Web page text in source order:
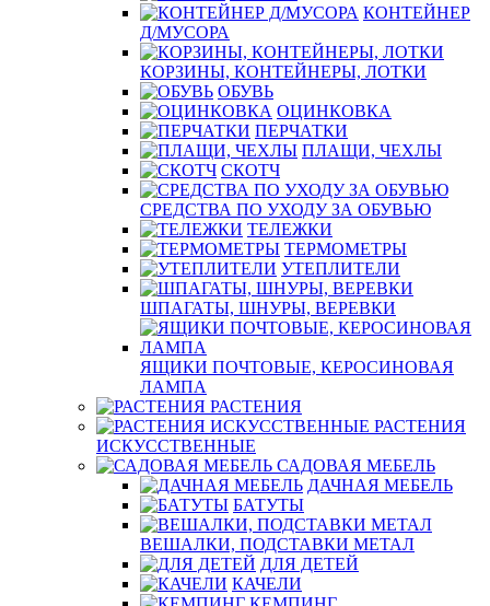
КОНТЕЙНЕР
Д/МУСОРА
КОРЗИНЫ, КОНТЕЙНЕРЫ, ЛОТКИ
ОБУВЬ
ОЦИНКОВКА
ПЕРЧАТКИ
ПЛАЩИ, ЧЕХЛЫ
СКОТЧ
СРЕДСТВА ПО УХОДУ ЗА ОБУВЬЮ
ТЕЛЕЖКИ
ТЕРМОМЕТРЫ
УТЕПЛИТЕЛИ
ШПАГАТЫ, ШНУРЫ, ВЕРЕВКИ
ЯЩИКИ ПОЧТОВЫЕ, КЕРОСИНОВАЯ
ЛАМПА
РАСТЕНИЯ
РАСТЕНИЯ
ИСКУССТВЕННЫЕ
САДОВАЯ МЕБЕЛЬ
ДАЧНАЯ МЕБЕЛЬ
БАТУТЫ
ВЕШАЛКИ, ПОДСТАВКИ МЕТАЛ
ДЛЯ ДЕТЕЙ
КАЧЕЛИ